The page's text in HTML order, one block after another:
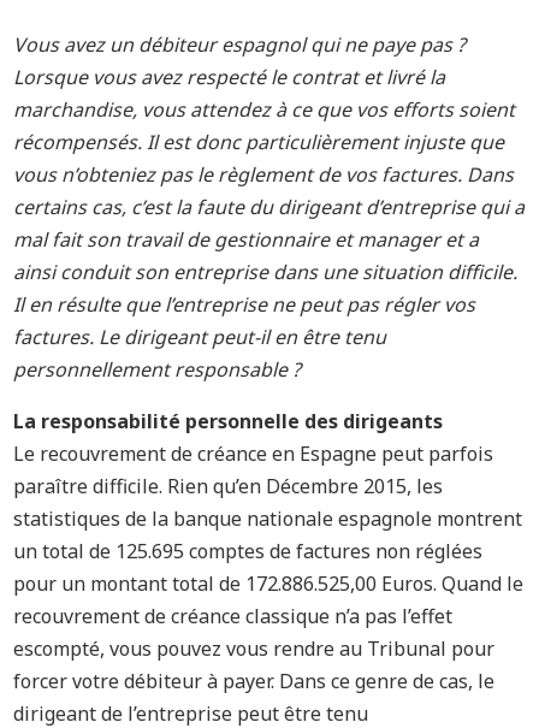
Vous avez un débiteur espagnol qui ne paye pas ?
Lorsque vous avez respecté le contrat et livré la
marchandise, vous attendez à ce que vos efforts soient
récompensés. Il est donc particulièrement injuste que
vous n’obteniez pas le règlement de vos factures. Dans
certains cas, c’est la faute du dirigeant d’entreprise qui a
mal fait son travail de gestionnaire et manager et a
ainsi conduit son entreprise dans une situation difficile.
Il en résulte que l’entreprise ne peut pas régler vos
factures. Le dirigeant peut-il en être tenu
personnellement responsable ?
La responsabilité personnelle des dirigeants
Le recouvrement de créance en Espagne peut parfois
paraître difficile. Rien qu’en Décembre 2015, les
statistiques de la banque nationale espagnole montrent
un total de 125.695 comptes de factures non réglées
pour un montant total de 172.886.525,00 Euros. Quand le
recouvrement de créance classique n’a pas l’effet
escompté, vous pouvez vous rendre au Tribunal pour
forcer votre débiteur à payer. Dans ce genre de cas, le
dirigeant de l’entreprise peut être tenu